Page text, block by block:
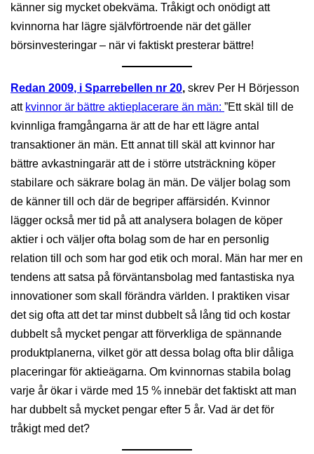
känner sig mycket obekväma. Tråkigt och onödigt att
kvinnorna har lägre självförtroende när det gäller
börsinvesteringar – när vi faktiskt presterar bättre!
Redan 2009, i Sparrebellen nr 20, skrev Per H Börjesson
att kvinnor är bättre aktieplacerare än män:”Ett skäl till de
kvinnliga framgångarna är att de har ett lägre antal
transaktioner än män. Ett annat till skäl att kvinnor har
bättre avkastningarär att de i större utsträckning köper
stabilare och säkrare bolag än män. De väljer bolag som
de känner till och där de begriper affärsidén. Kvinnor
lägger också mer tid på att analysera bolagen de köper
aktier i och väljer ofta bolag som de har en personlig
relation till och som har god etik och moral. Män har mer en
tendens att satsa på förväntansbolag med fantastiska nya
innovationer som skall förändra världen. I praktiken visar
det sig ofta att det tar minst dubbelt så lång tid och kostar
dubbelt så mycket pengar att förverkliga de spännande
produktplanerna, vilket gör att dessa bolag ofta blir dåliga
placeringar för aktieägarna. Om kvinnornas stabila bolag
varje år ökar i värde med 15 % innebär det faktiskt att man
har dubbelt så mycket pengar efter 5 år. Vad är det för
tråkigt med det?